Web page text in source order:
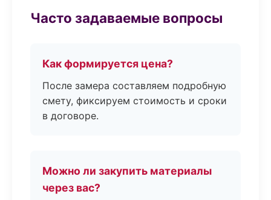
Часто задаваемые вопросы
Как формируется цена?
После замера составляем подробную
смету, фиксируем стоимость и сроки
в договоре.
Можно ли закупить материалы
через вас?